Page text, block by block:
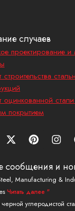
случаев
проектирование и
строительства
оцинкованной
покрытием
X
-
в
и
т
т
е
П
и
т
е
р
е
с
И
н
т
а
г
а
сообщения и
Manufacturing &
Читать далее "
углеродистой